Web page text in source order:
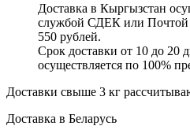
Доставка в Кыргызстан
службой СДЕК или Почтой
550 рублей.
Срок доставки от 10 до 20
осуществляется по 100%
Доставки свыше 3 кг
Доставка в Беларусь